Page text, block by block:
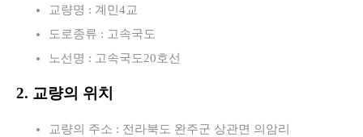
교량명 : 계민4교
도로종류 : 고속국도
노선명 : 고속국도20호선
2. 교량의 위치
교량의 주소 : 전라북도 완주군 상관면 의암리